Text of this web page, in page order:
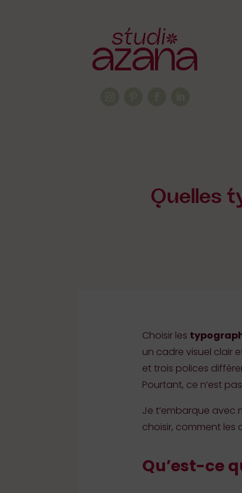
Quelles
Choisir les
un cadre visuel clair
et trois polices
Pourtant, ce n’est
Je t’embarque avec
choisir, comment les
Qu’est-ce